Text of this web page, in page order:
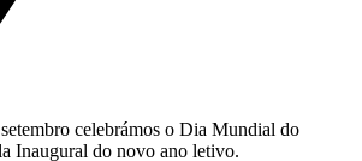
celebrámos o Dia Mundial do
Inaugural do novo ano letivo.